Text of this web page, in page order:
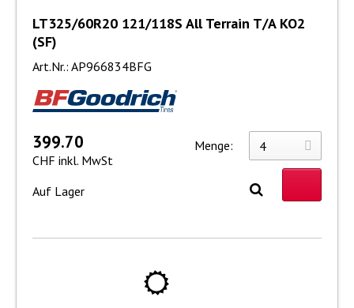
LT325/60R20 121/118S All Terrain T/A KO2
(SF)
Art.Nr.: AP966834BFG
399.70
CHF inkl. MwSt
Menge:
Auf Lager